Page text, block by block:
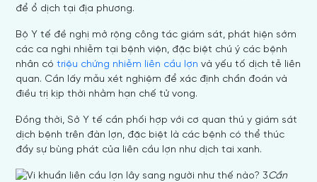
để ổ dịch tại địa phương.
Bộ Y tế đề nghị mở rộng công tác giám sát, phát hiện sớm
các ca nghi nhiễm tại bệnh viện, đặc biệt chú ý các bệnh
nhân cótriệu chứng nhiễm liên cầu lợn và yếu tố dịch tễ liên
quan. Cần lấy mẫu xét nghiệm để xác định chẩn đoán và
điều trị kịp thời nhằm hạn chế tử vong.
Đồng thời, Sở Y tế cần phối hợp với cơ quan thú y giám sát
dịch bệnh trên đàn lợn, đặc biệt là các bệnh có thể thúc
đẩy sự bùng phát của liên cầu lợn như dịch tai xanh.
Cần